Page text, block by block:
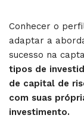
Conhecer o
adaptar a
sucesso na
tipos de
de capital de
com suas
investimento.